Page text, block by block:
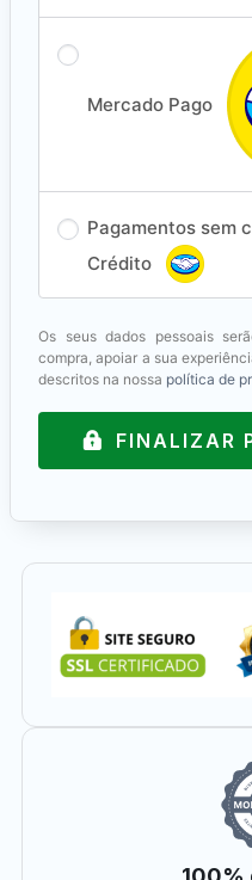
Mercado Pago
Pagamentos sem
Crédito
Os seus dados pessoais
compra, apoiar a sua
descritos na nossa política de
FINALIZAR